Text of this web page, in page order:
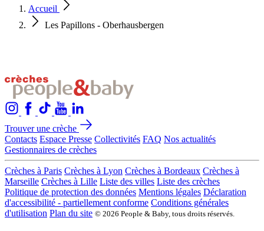
Accueil
Les Papillons - Oberhausbergen
Trouver une crèche
Contacts Espace Presse Collectivités FAQ Nos actualités
Gestionnaires de crèches
Crèches à Paris Crèches à Lyon Crèches à Bordeaux Crèches à
Marseille Crèches à Lille Liste des villes Liste des crèches
Politique de protection des données Mentions légales Déclaration
d'accessibilité - partiellement conforme Conditions générales
d'utilisation Plan du site © 2026 People & Baby, tous droits réservés.